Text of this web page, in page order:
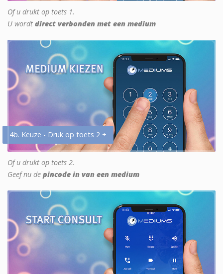
Of u drukt op toets 1.
U wordt direct verbonden met een medium
4b. Keuze - Druk op toets 2 +
Of u drukt op toets 2.
Geef nu de pincode in van een medium